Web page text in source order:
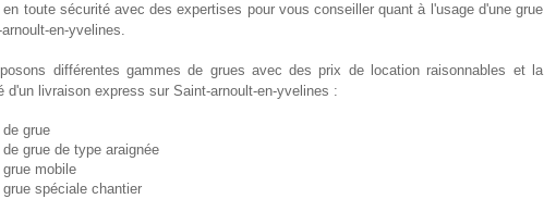
toute sécurité avec des expertises pour vous conseiller quant à l'usage d'une grue
en-yvelines.
différentes gammes de grues avec des prix de location raisonnables et la
d'un livraison express sur Saint-arnoult-en-yvelines :
grue
grue de type araignée
mobile
spéciale chantier